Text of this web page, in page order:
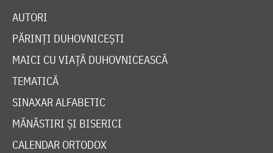
AUTORI
PĂRINȚI DUHOVNICEȘTI
MAICI CU VIAȚĂ DUHOVNICEASCĂ
TEMATICĂ
SINAXAR ALFABETIC
MĂNĂSTIRI ȘI BISERICI
CALENDAR ORTODOX